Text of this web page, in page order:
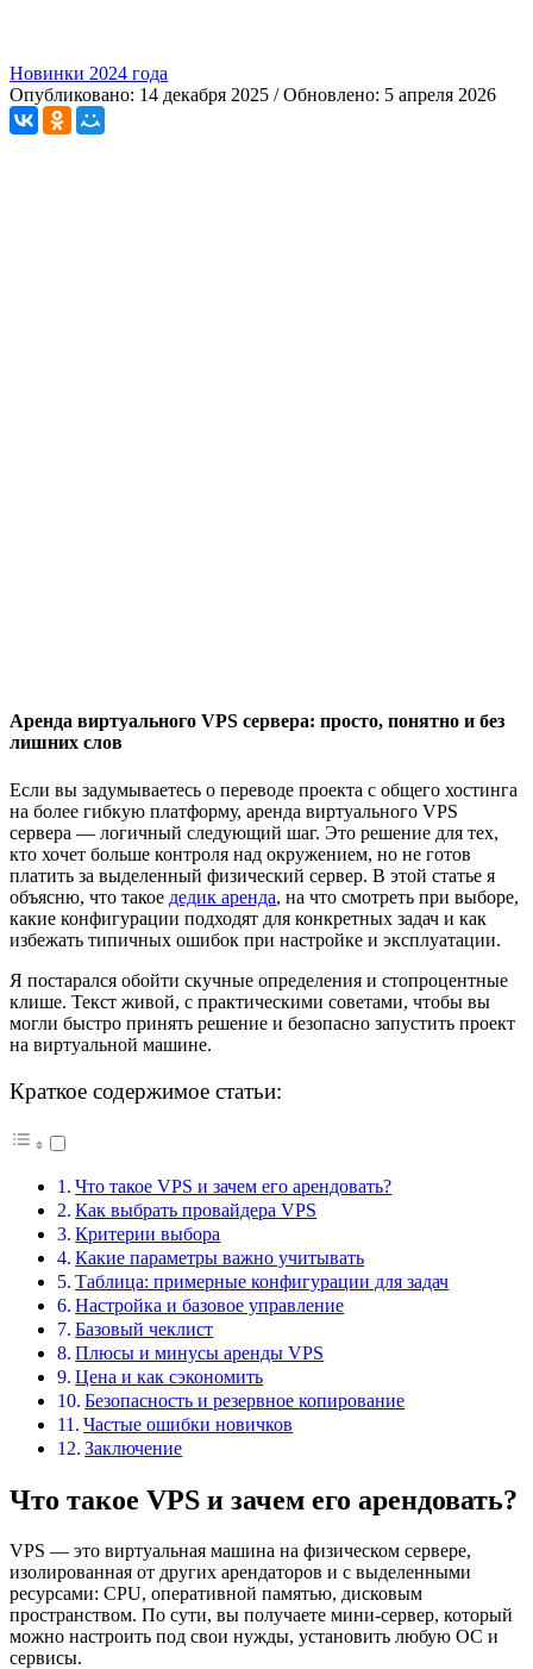
Новинки 2024 года
Опубликовано: 14 декабря 2025 / Обновлено: 5 апреля 2026
Аренда виртуального VPS сервера: просто, понятно и без
лишних слов
Если вы задумываетесь о переводе проекта с общего хостинга
на более гибкую платформу, аренда виртуального VPS
сервера — логичный следующий шаг. Это решение для тех,
кто хочет больше контроля над окружением, но не готов
платить за выделенный физический сервер. В этой статье я
объясню, что такое дедик аренда, на что смотреть при выборе,
какие конфигурации подходят для конкретных задач и как
избежать типичных ошибок при настройке и эксплуатации.
Я постарался обойти скучные определения и стопроцентные
клише. Текст живой, с практическими советами, чтобы вы
могли быстро принять решение и безопасно запустить проект
на виртуальной машине.
Краткое содержимое статьи:
Что такое VPS и зачем его арендовать?
Как выбрать провайдера VPS
Критерии выбора
Какие параметры важно учитывать
Таблица: примерные конфигурации для задач
Настройка и базовое управление
Базовый чеклист
Плюсы и минусы аренды VPS
Цена и как сэкономить
Безопасность и резервное копирование
Частые ошибки новичков
Заключение
Что такое VPS и зачем его арендовать?
VPS — это виртуальная машина на физическом сервере,
изолированная от других арендаторов и с выделенными
ресурсами: CPU, оперативной памятью, дисковым
пространством. По сути, вы получаете мини-сервер, который
можно настроить под свои нужды, установить любую ОС и
сервисы.